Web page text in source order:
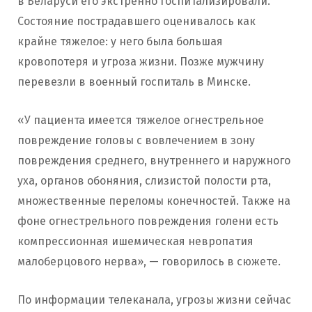
Состояние пострадавшего оценивалось как
крайне тяжелое: у него была большая
кровопотеря и угроза жизни. Позже мужчину
перевезли в военный госпиталь в Минске.
«У пациента имеется тяжелое огнестрельное
повреждение головы с вовлечением в зону
повреждения среднего, внутреннего и наружного
уха, органов обоняния, слизистой полости рта,
множественные переломы конечностей. Также на
фоне огнестрельного повреждения голени есть
компрессионная ишемическая невропатия
малоберцового нерва», — говорилось в сюжете.
По информации телеканала, угрозы жизни сейчас